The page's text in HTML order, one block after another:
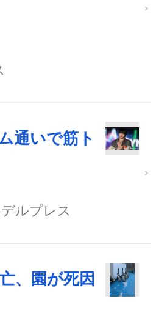
通いで筋ト
ルプレス
、園が死因